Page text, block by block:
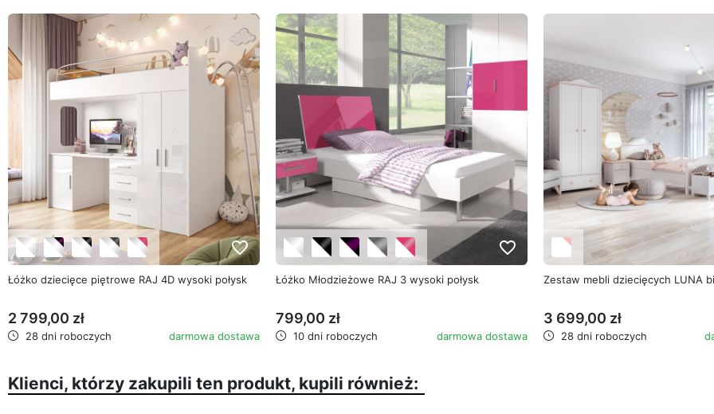
favorite_border
Łóżko dziecięce piętrowe RAJ 4D wysoki połysk
2 799,00 zł
28 dni roboczych darmowa dostawa
favorite_border
Łóżko Młodzieżowe RAJ 3 wysoki połysk
799,00 zł
10 dni roboczych darmowa dostawa
Zestaw mebli dziecięcych LUNA
3 699,00 zł
28 dni roboczych
Klienci, którzy zakupili ten produkt, kupili również: